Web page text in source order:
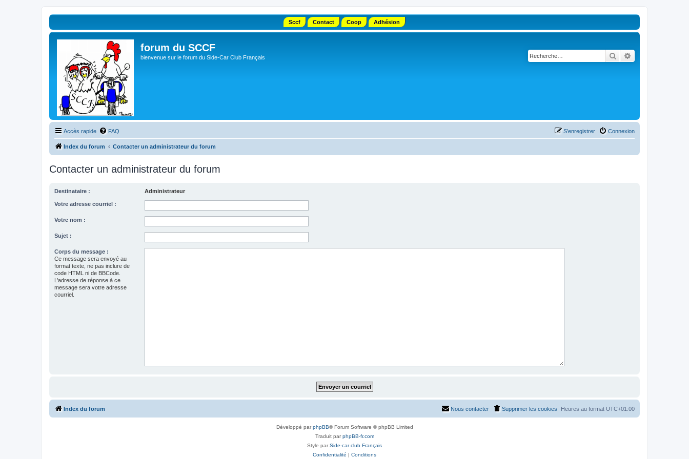
Sccf Contact Coop Adhésion
forum du SCCF
bienvenue sur le forum du Side-Car Club Français Rechercher
Accès rapide FAQ Connexion
S’enregistrer
Index du forum Contacter un administrateur du forum
Contacter un administrateur du forum
Destinataire : Administrateur
Votre adresse courriel :
Votre nom :
Sujet :
Corps du message :
Ce message sera envoyé au
format texte, ne pas inclure de
code HTML ni de BBCode.
L’adresse de réponse à ce
message sera votre adresse
courriel.
Index du forum Heures au format UTC+01:00
Supprimer les cookies
Nous contacter
Développé parphpBB® Forum Software © phpBB Limited
Traduit parphpBB-fr.com
Style parSide-car club Français
Confidentialité | Conditions